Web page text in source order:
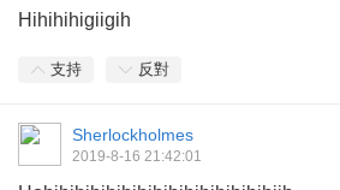
Hihihihigiigih
支持 反對
Sherlockholmes
2019-8-16 21:42:01